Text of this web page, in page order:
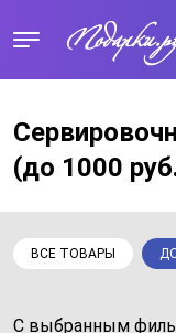
(до 1000
ВСЕ ТОВАРЫ
С выбранным